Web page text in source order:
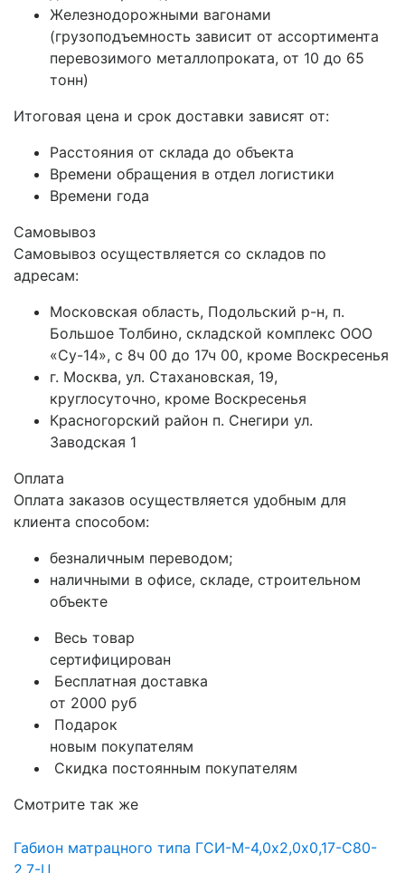
Железнодорожными вагонами
(грузоподъемность зависит от ассортимента
перевозимого металлопроката, от 10 до 65
тонн)
Итоговая цена и срок доставки зависят от:
Расстояния от склада до объекта
Времени обращения в отдел логистики
Времени года
Самовывоз
Самовывоз осуществляется со складов по
адресам:
Московская область, Подольский р-н, п.
Большое Толбино, складской комплекс ООО
«Су-14», с 8ч 00 до 17ч 00, кроме Воскресенья
г. Москва, ул. Стахановская, 19,
круглосуточно, кроме Воскресенья
Красногорский район п. Снегири ул.
Заводская 1
Оплата
Оплата заказов осуществляется удобным для
клиента способом:
безналичным переводом;
наличными в офисе, складе, строительном
объекте
Весь товар
сертифицирован
Бесплатная доставка
от 2000 руб
Подарок
новым покупателям
Скидка постоянным покупателям
Смотрите так же
Габион матрацного типа ГCИ-М-4,0х2,0х0,17-С80-
2,7-Ц